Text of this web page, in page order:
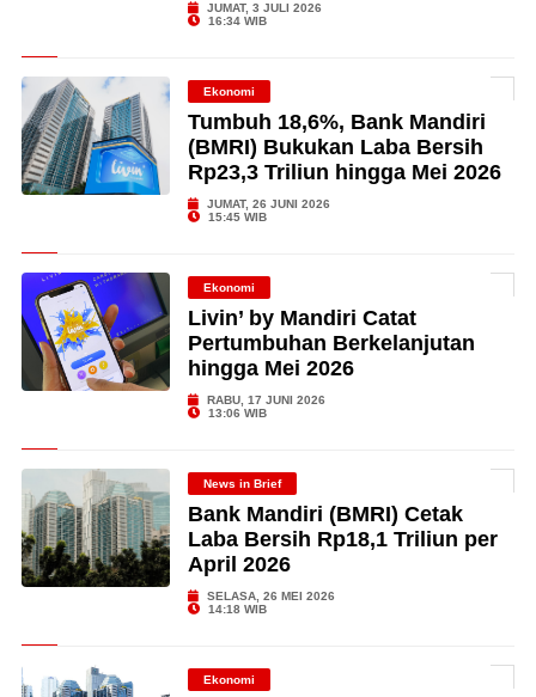
JUMAT, 3 JULI 2026
16:34 WIB
Ekonomi
Tumbuh 18,6%, Bank Mandiri
(BMRI) Bukukan Laba Bersih
Rp23,3 Triliun hingga Mei 2026
JUMAT, 26 JUNI 2026
15:45 WIB
Ekonomi
Livin’ by Mandiri Catat
Pertumbuhan Berkelanjutan
hingga Mei 2026
RABU, 17 JUNI 2026
13:06 WIB
News in Brief
Bank Mandiri (BMRI) Cetak
Laba Bersih Rp18,1 Triliun per
April 2026
SELASA, 26 MEI 2026
14:18 WIB
Ekonomi